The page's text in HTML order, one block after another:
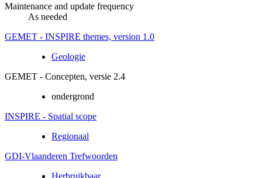
Maintenance and update frequency
As needed
GEMET - INSPIRE themes, version 1.0
Geologie
GEMET - Concepten, versie 2.4
ondergrond
INSPIRE - Spatial scope
Regionaal
GDI-Vlaanderen Trefwoorden
Herbruikbaar